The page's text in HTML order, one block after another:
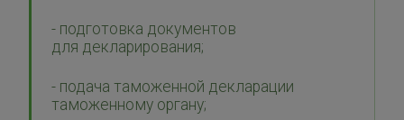
- подготовка документов
для декларирования;
- подача таможенной декларации
таможенному органу;